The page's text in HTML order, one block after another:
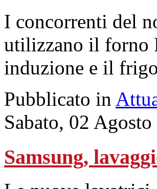
I concorrenti del
utilizzano il forno
induzione e il
Pubblicato in
Sabato, 02
Samsung,